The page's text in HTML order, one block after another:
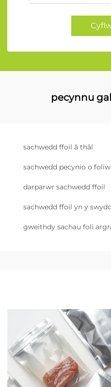
pecynnu
sachwedd ffoil â thâl
sachwedd pecynio o
darparwr sachwedd ffoil
sachwedd ffoil yn y
gweithdy sachau foli